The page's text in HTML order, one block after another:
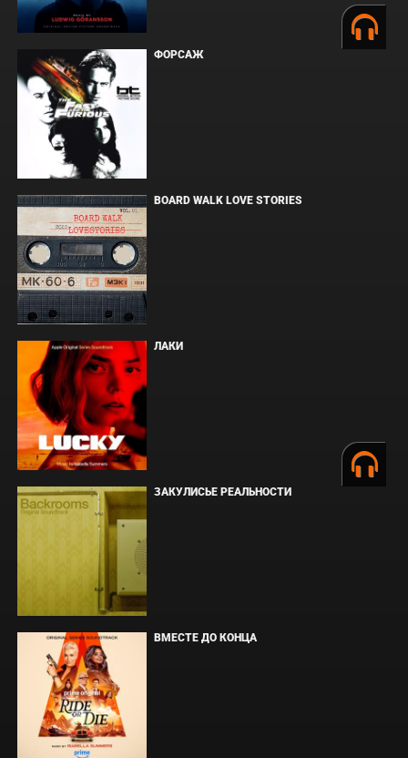
ФОРСАЖ
BOARD WALK LOVE STORIES
ЛАКИ
ЗАКУЛИСЬЕ РЕАЛЬНОСТИ
ВМЕСТЕ ДО КОНЦА